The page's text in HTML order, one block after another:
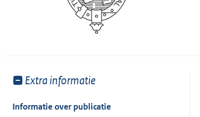
Toon
van:
Extra informatie
Informatie over publicatie